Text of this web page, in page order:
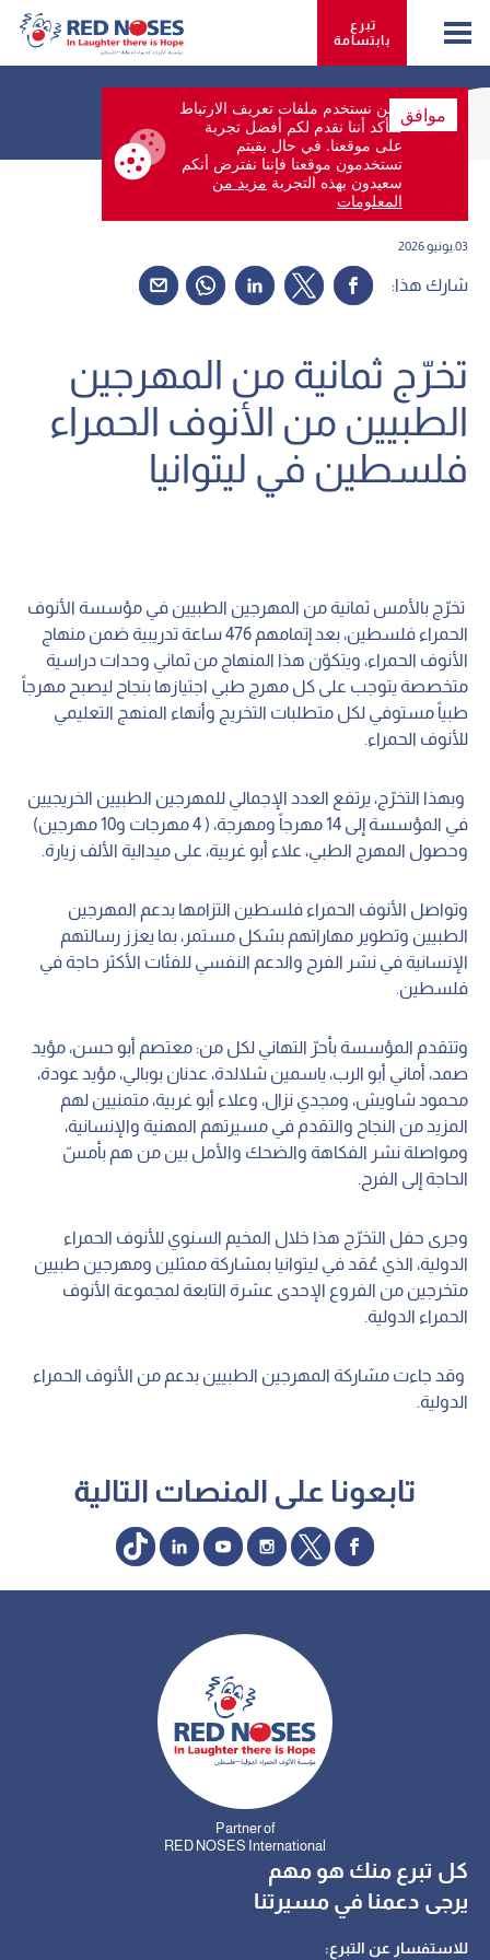
تبرع
بابتسامة
03.يونيو 2026
شارك هذا:
تخرّج ثمانية من المهرجين
الطبيين من الأنوف الحمراء
فلسطين في ليتوانيا
تخرّج بالأمس ثمانية من المهرجين الطبيين في مؤسسة الأنوف
الحمراء فلسطين، بعد إتمامهم 476 ساعة تدريبية ضمن منهاج
الأنوف الحمراء، ويتكوّن هذا المنهاج من ثماني وحدات دراسية
متخصصة يتوجب على كل مهرج طبي اجتيازها بنجاح ليصبح مهرجاً
طبياً مستوفي لكل متطلبات التخريج وأنهاء المنهج التعليمي
للأنوف الحمراء.
وبهذا التخرّج، يرتفع العدد الإجمالي للمهرجين الطبيين الخريجيين
في المؤسسة إلى 14 مهرجاً ومهرجة، ( 4 مهرجات و10 مهرجين)
وحصول المهرج الطبي، علاء أبو غربية، على ميدالية الألف زيارة.
وتواصل الأنوف الحمراء فلسطين التزامها بدعم المهرجين
الطبيين وتطوير مهاراتهم بشكل مستمر، بما يعزز رسالتهم
الإنسانية في نشر الفرح والدعم النفسي للفئات الأكثر حاجة في
فلسطين.
وتتقدم المؤسسة بأحرّ التهاني لكل من: معتصم أبو حسن، مؤيد
صمد، أماني أبو الرب، ياسمين شلالدة، عدنان بوبالي، مؤيد عودة،
محمود شاويش، ومجدي نزال، وعلاء أبو غربية، متمنيين لهم
المزيد من النجاح والتقدم في مسيرتهم المهنية والإنسانية،
ومواصلة نشر الفكاهة والضحك والأمل بين من هم بأمسّ
الحاجة إلى الفرح.
وجرى حفل التخرّج هذا خلال المخيم السنوي للأنوف الحمراء
الدولية، الذي عُقد في ليتوانيا بمشاركة ممثلين ومهرجين طبيين
متخرجين من الفروع الإحدى عشرة التابعة لمجموعة الأنوف
الحمراء الدولية.
وقد جاءت مشاركة المهرجين الطبيين بدعم من الأنوف الحمراء
الدولية.
تابعونا على المنصات التالية
Partner of
RED NOSES International
كل تبرع منك هو مهم
يرجى دعمنا في مسيرتنا
للاستفسار عن التبرع:
نحن نستخدم ملفات تعريف الارتباط
لنتأكد أننا نقدم لكم أفضل تجربة
على موقعنا. في حال بقيتم
تستخدمون موقعنا فإننا نفترض أنكم
سعيدون بهذه التجربة مزيد من
المعلومات
موافق